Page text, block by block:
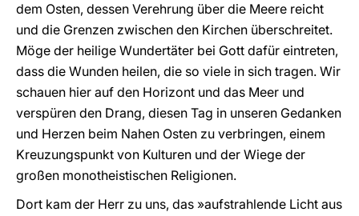
dem Osten, dessen Verehrung über die Meere reicht
und die Grenzen zwischen den Kirchen überschreitet.
Möge der heilige Wundertäter bei Gott dafür eintreten,
dass die Wunden heilen, die so viele in sich tragen. Wir
schauen hier auf den Horizont und das Meer und
verspüren den Drang, diesen Tag in unseren Gedanken
und Herzen beim Nahen Osten zu verbringen, einem
Kreuzungspunkt von Kulturen und der Wiege der
großen monotheistischen Religionen.
Dort kam der Herr zu uns, das »aufstrahlende Licht aus